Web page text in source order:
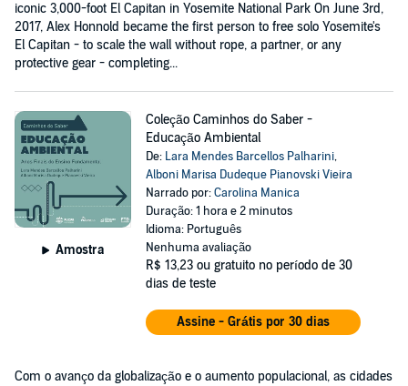
iconic 3,000-foot El Capitan in Yosemite National Park On June 3rd,
2017, Alex Honnold became the first person to free solo Yosemite's
El Capitan - to scale the wall without rope, a partner, or any
protective gear - completing...
Amostra
Coleção Caminhos do Saber -
Educação Ambiental
De: Lara Mendes Barcellos Palharini,
Alboni Marisa Dudeque Pianovski Vieira
Narrado por:Carolina Manica
Duração: 1 hora e 2 minutos
Idioma: Português
Nenhuma avaliação
R$ 13,23 ou gratuito no período de 30
dias de teste
Assine - Grátis por 30 dias
Com o avanço da globalização e o aumento populacional, as cidades